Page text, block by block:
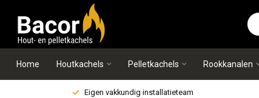
Home Houtkachels Pelletkachels Rookkanalen
Eigen vakkundig installatieteam